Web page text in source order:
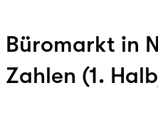
Büromarkt in
Zahlen (1.